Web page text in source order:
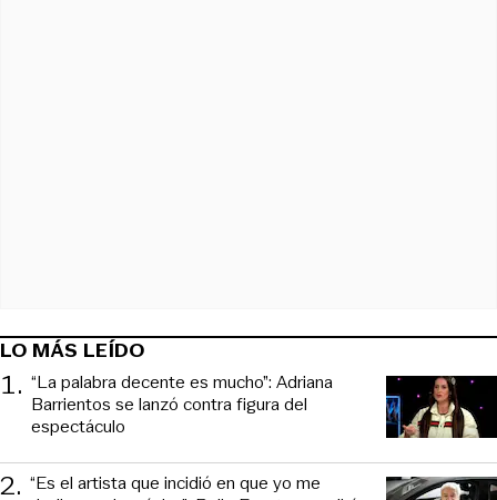
LO MÁS LEÍDO
1. “La palabra decente es mucho”: Adriana
Barrientos se lanzó contra figura del
espectáculo
2. “Es el artista que incidió en que yo me